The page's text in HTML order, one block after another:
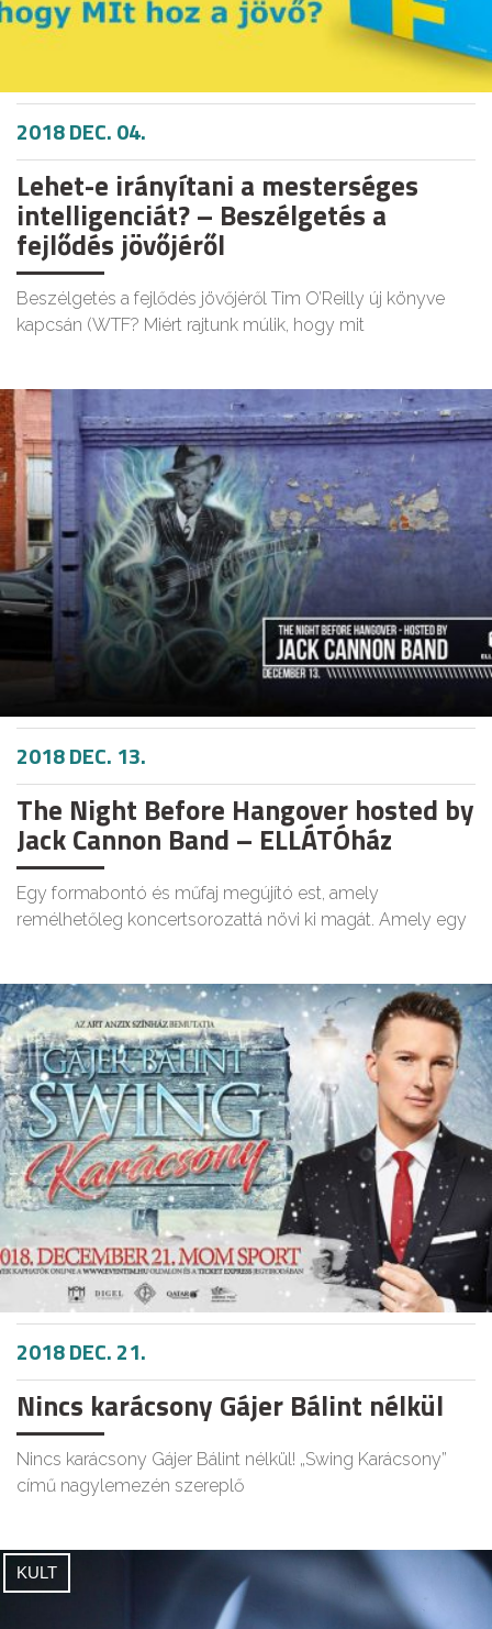
2018 DEC. 04.
Lehet-e irányítani a mesterséges
intelligenciát? – Beszélgetés a
fejlődés jövőjéről
Beszélgetés a fejlődés jövőjéről Tim O’Reilly új könyve
kapcsán (WTF? Miért rajtunk múlik, hogy mit
2018 DEC. 13.
The Night Before Hangover hosted by
Jack Cannon Band – ELLÁTÓház
Egy formabontó és műfaj megújító est, amely
remélhetőleg koncertsorozattá növi ki magát. Amely egy
2018 DEC. 21.
Nincs karácsony Gájer Bálint nélkül
Nincs karácsony Gájer Bálint nélkül! „Swing Karácsony”
című nagylemezén szereplő
KULT